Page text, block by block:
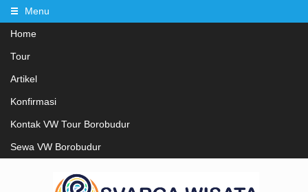
Menu
Home
Tour
Artikel
Konfirmasi
Kontak VW Tour Borobudur
Sewa VW Borobudur